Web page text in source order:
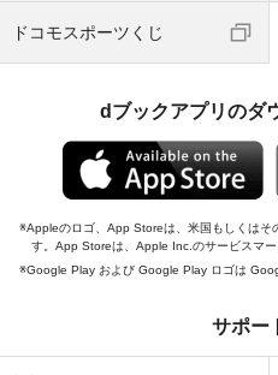
ドコモスポーツくじ
dブックアプリのダ
Appleのロゴ、App Storeは、米国もしくは
す。App Storeは、Apple Inc.のサービスマー
Google Play および Google Play ロゴは
サポー